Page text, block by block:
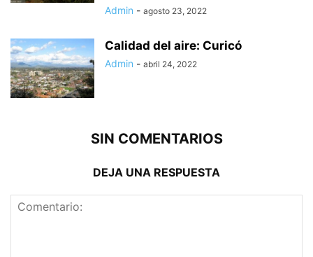
Admin - agosto 23, 2022
Calidad del aire: Curicó
Admin - abril 24, 2022
SIN COMENTARIOS
DEJA UNA RESPUESTA